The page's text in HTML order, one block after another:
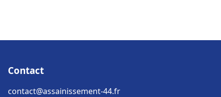
Contact
contact@assainissement-44.fr